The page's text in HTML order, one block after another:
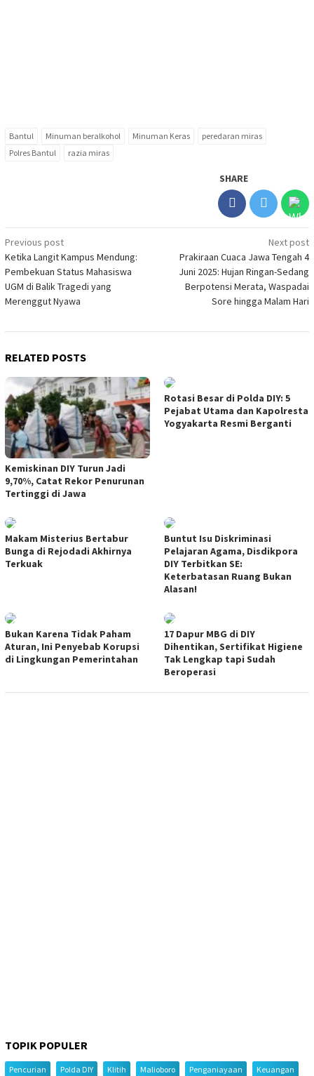
Bantul Minuman beralkohol Minuman Keras
peredaran miras
Polres Bantul
razia miras
SHARE
Post
navigation
Previous post
Ketika Langit Kampus Mendung:
Pembekuan Status Mahasiswa
UGM di Balik Tragedi yang
Merenggut Nyawa
Next post
Prakiraan Cuaca Jawa Tengah 4
Juni 2025: Hujan Ringan-Sedang
Berpotensi Merata, Waspadai
Sore hingga Malam Hari
RELATED POSTS
Kemiskinan DIY Turun Jadi
9,70%, Catat Rekor Penurunan
Tertinggi di Jawa
Rotasi Besar di Polda DIY: 5
Pejabat Utama dan Kapolresta
Yogyakarta Resmi Berganti
Makam Misterius Bertabur
Bunga di Rejodadi Akhirnya
Terkuak
Buntut Isu Diskriminasi
Pelajaran Agama, Disdikpora
DIY Terbitkan SE:
Keterbatasan Ruang Bukan
Alasan!
Bukan Karena Tidak Paham
Aturan, Ini Penyebab Korupsi
di Lingkungan Pemerintahan
17 Dapur MBG di DIY
Dihentikan, Sertifikat Higiene
Tak Lengkap tapi Sudah
Beroperasi
TOPIK POPULER
Pencurian Polda DIY Klitih Malioboro Penganiayaan Keuangan